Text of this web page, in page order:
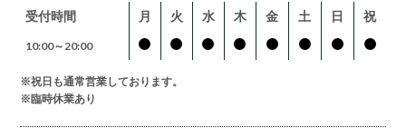
受付時間 月 火 水 木 金 土 日 祝
10:00～20:00
※祝日も通常営業しております。
※臨時休業あり